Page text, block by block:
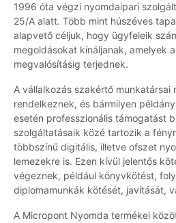
1996 óta végzi nyomdaipari
25/A alatt. Több mint húszéves
alapvető céljuk, hogy ügyfeleik
megoldásokat kínáljanak, amelyek
megvalósításig terjednek.
A vállalkozás szakértő munkatársai
rendelkeznek, és bármilyen
esetén professzionális támogatást
szolgáltatásaik közé tartozik a
többszínű digitális, illetve ofszet
lemezekre is. Ezen kívül jelentős
végeznek, például könyvkötést,
diplomamunkák kötését, javítását,
A Micropont Nyomda termékei